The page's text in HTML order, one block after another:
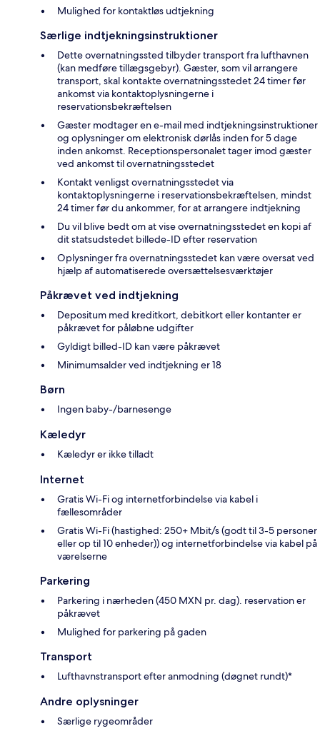
Mulighed for kontaktløs udtjekning
Særlige indtjekningsinstruktioner
Dette overnatningssted tilbyder transport fra lufthavnen
(kan medføre tillægsgebyr). Gæster, som vil arrangere
transport, skal kontakte overnatningsstedet 24 timer før
ankomst via kontaktoplysningerne i
reservationsbekræftelsen
Gæster modtager en e-mail med indtjekningsinstruktioner
og oplysninger om elektronisk dørlås inden for 5 dage
inden ankomst. Receptionspersonalet tager imod gæster
ved ankomst til overnatningsstedet
Kontakt venligst overnatningsstedet via
kontaktoplysningerne i reservationsbekræftelsen, mindst
24 timer før du ankommer, for at arrangere indtjekning
Du vil blive bedt om at vise overnatningsstedet en kopi af
dit statsudstedet billede-ID efter reservation
Oplysninger fra overnatningsstedet kan være oversat ved
hjælp af automatiserede oversættelsesværktøjer
Påkrævet ved indtjekning
Depositum med kreditkort, debitkort eller kontanter er
påkrævet for påløbne udgifter
Gyldigt billed-ID kan være påkrævet
Minimumsalder ved indtjekning er 18
Børn
Ingen baby-/barnesenge
Kæledyr
Kæledyr er ikke tilladt
Internet
Gratis Wi-Fi og internetforbindelse via kabel i
fællesområder
Gratis Wi-Fi (hastighed: 250+ Mbit/s (godt til 3-5 personer
eller op til 10 enheder)) og internetforbindelse via kabel på
værelserne
Parkering
Parkering i nærheden (450 MXN pr. dag). reservation er
påkrævet
Mulighed for parkering på gaden
Transport
Lufthavnstransport efter anmodning (døgnet rundt)*
Andre oplysninger
Særlige rygeområder